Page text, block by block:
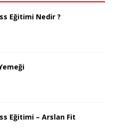
Eğitimi Nedir ?
Eğitimi – Arslan Fit